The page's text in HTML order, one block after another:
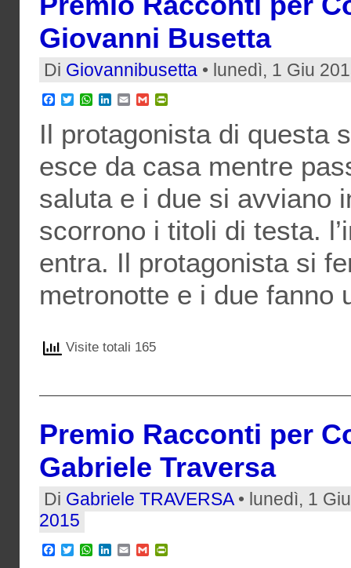
Giovanni Busetta
Di Giovannibusetta • lunedì, 1 Giu
Facebook
TwitterWhatsApp
LinkedIn
EmailGmail
Il protagonista di questa
esce da casa mentre
saluta e i due si avviano
scorrono i titoli di testa.
entra. Il protagonista si
metronotte e i due
Visite totali 165
Premio Racconti per
Gabriele Traversa
Di Gabriele TRAVERSA• lunedì, 1
2015
Facebook
TwitterWhatsApp
LinkedIn
EmailGmail